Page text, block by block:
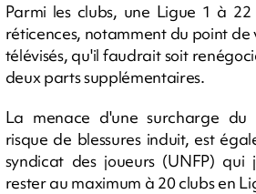
Parmi les clubs, une Ligue 1 à 22
réticences, notamment du point de
télévisés, qu'il faudrait soit
deux parts supplémentaires.
La menace d'une surcharge du
risque de blessures induit, est
syndicat des joueurs (UNFP)
rester au maximum à 20 clubs en